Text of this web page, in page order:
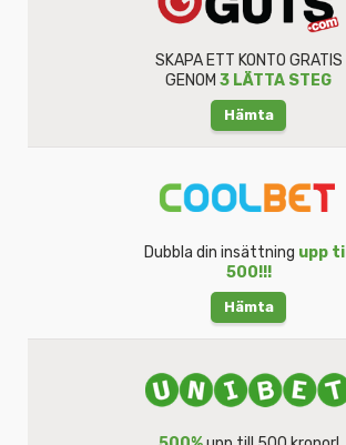
SKAPA ETT KONTO GRATIS
GENOM 3 LÄTTA STEG
Hämta
Dubbla din insättning upp till
500!!!
Hämta